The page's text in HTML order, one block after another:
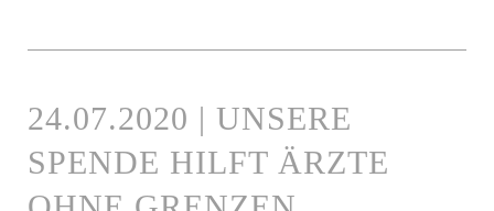
24.07.2020 | UNSERE
SPENDE HILFT ÄRZTE